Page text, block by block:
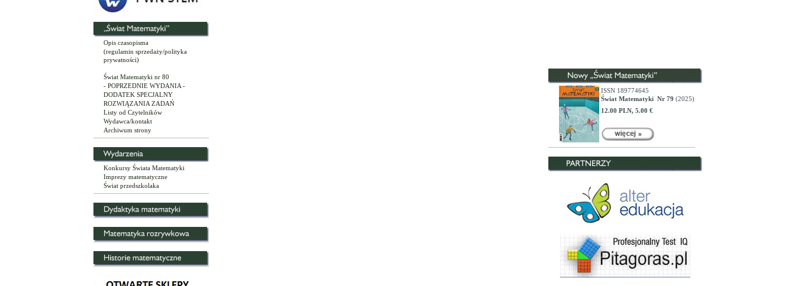
Opis czasopisma
(regulamin sprzedaży/polityka
prywatności)
Świat Matematyki nr 80
- POPRZEDNIE WYDANIA -
DODATEK SPECJALNY
ROZWIĄZANIA ZADAŃ
Listy od Czytelników
Wydawca/kontakt
Archiwum strony
Konkursy Świata Matematyki
Imprezy matematyczne
Świat przedszkolaka
ISSN 189774645
Świat Matematyki Nr 79 (2025)
12.00 PLN, 5.00 €